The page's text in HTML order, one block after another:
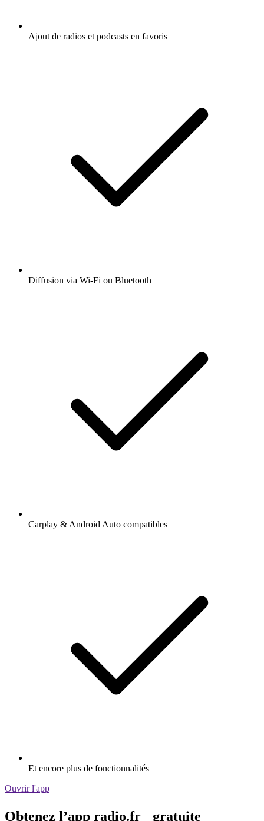
Ajout de radios et podcasts en favoris
Diffusion via Wi-Fi ou Bluetooth
Carplay & Android Auto compatibles
Et encore plus de fonctionnalités
Ouvrir l'app
Obtenez l’app radio.fr gratuite